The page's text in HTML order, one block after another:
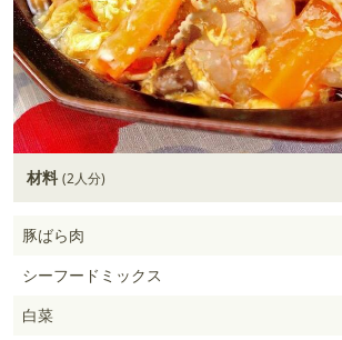
材料 (2人分)
豚ばら肉
シーフードミックス
白菜